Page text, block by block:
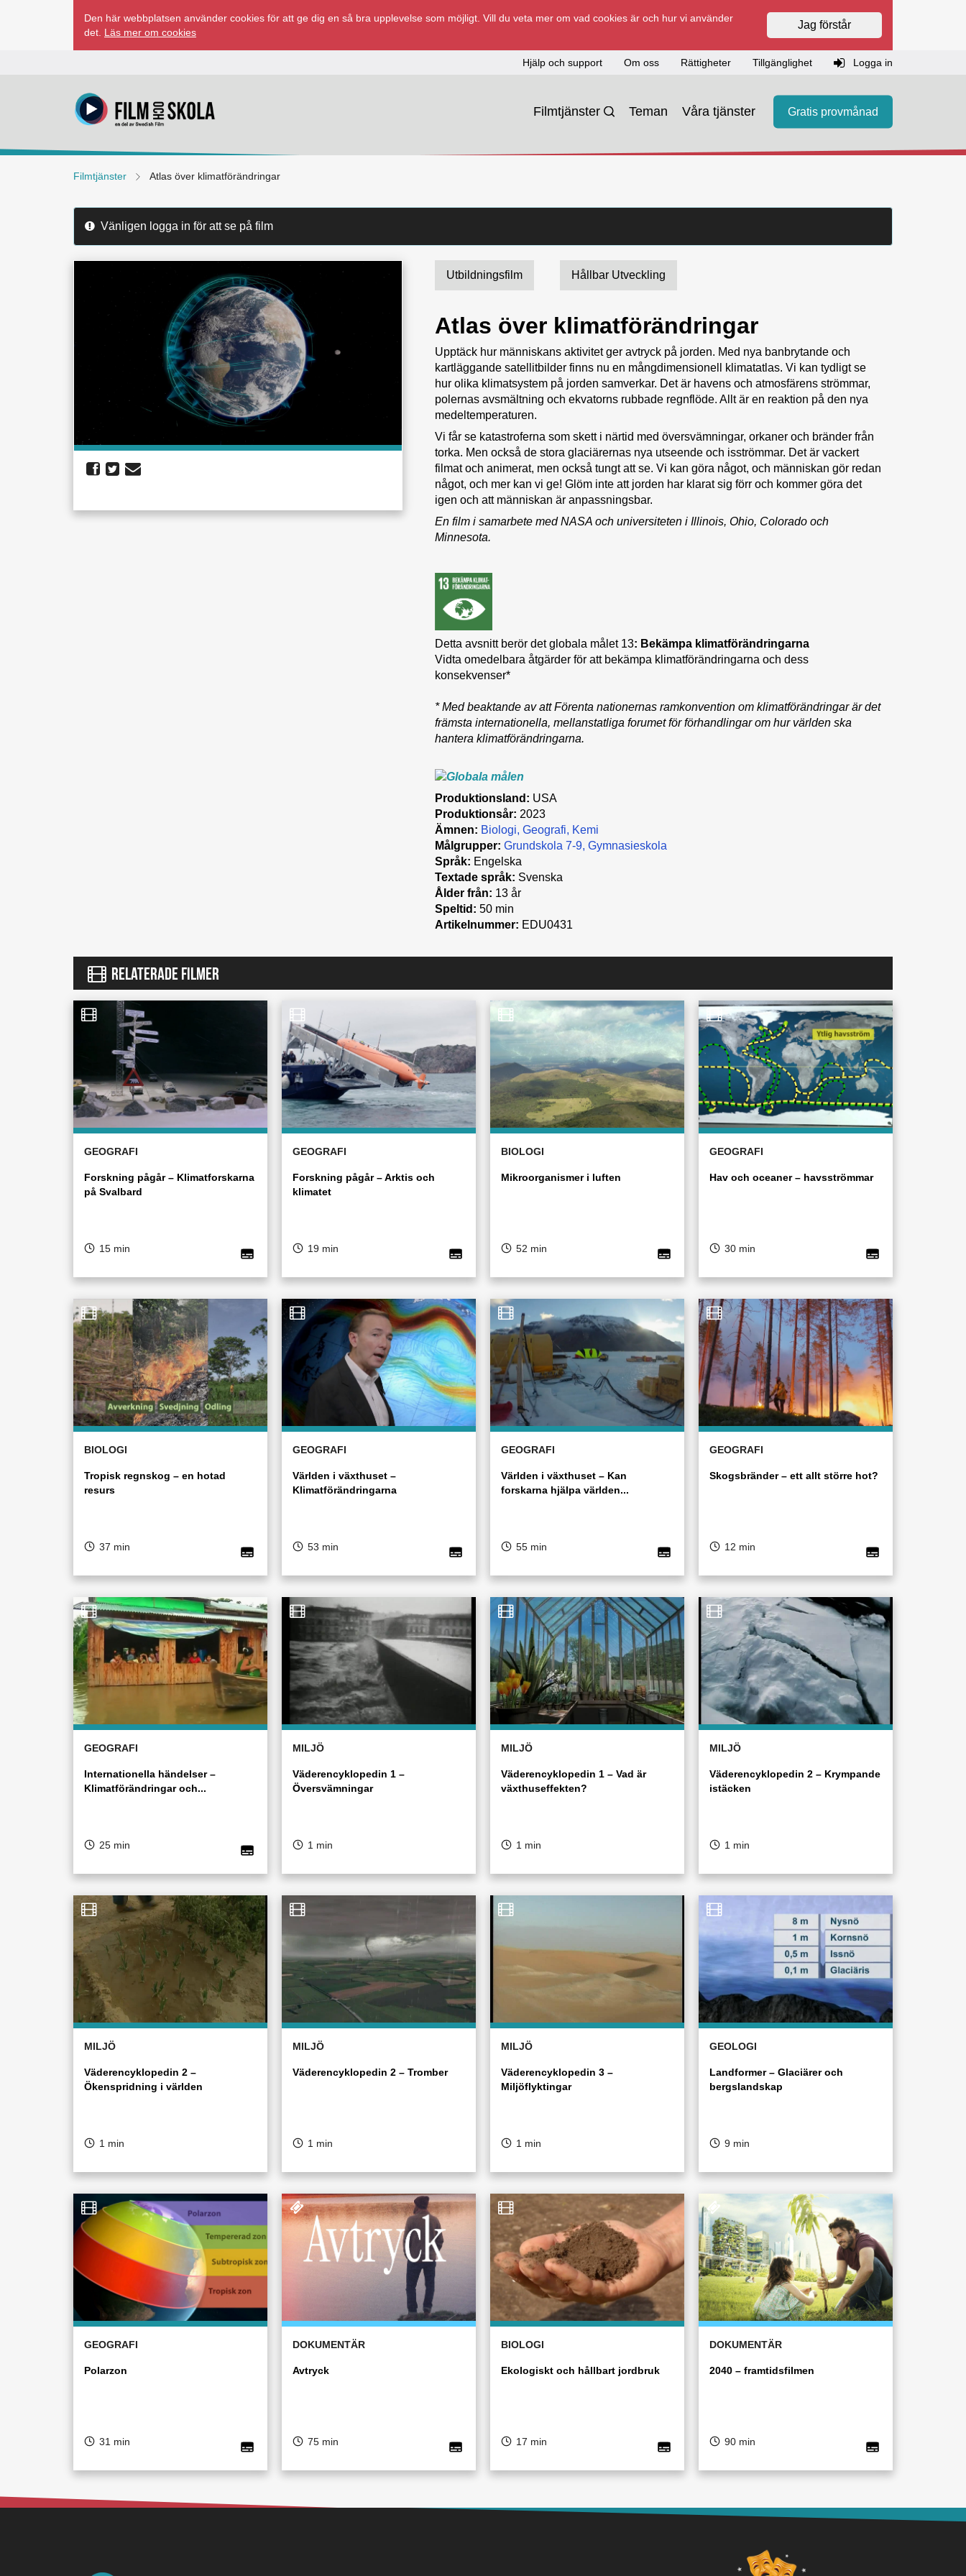
Den här webbplatsen använder cookies för att ge dig en så bra upplevelse som möjligt. Vill du veta mer om vad cookies är och hur vi använder
det. Läs mer om cookies
Jag förstår
Hjälp och support Om oss Rättigheter Tillgänglighet Logga in
Filmtjänster Teman Våra tjänster Gratis provmånad
Filmtjänster Atlas över klimatförändringar
Vänligen logga in för att se på film
Utbildningsfilm Hållbar Utveckling
Atlas över klimatförändringar
Upptäck hur människans aktivitet ger avtryck på jorden. Med nya banbrytande och
kartläggande satellitbilder finns nu en mångdimensionell klimatatlas. Vi kan tydligt se
hur olika klimatsystem på jorden samverkar. Det är havens och atmosfärens strömmar,
polernas avsmältning och ekvatorns rubbade regnflöde. Allt är en reaktion på den nya
medeltemperaturen.
Vi får se katastroferna som skett i närtid med översvämningar, orkaner och bränder från
torka. Men också de stora glaciärernas nya utseende och isströmmar. Det är vackert
filmat och animerat, men också tungt att se. Vi kan göra något, och människan gör redan
något, och mer kan vi ge! Glöm inte att jorden har klarat sig förr och kommer göra det
igen och att människan är anpassningsbar.
En film i samarbete med NASA och universiteten i Illinois, Ohio, Colorado och
Minnesota.
Detta avsnitt berör det globala målet 13: Bekämpa klimatförändringarna
Vidta omedelbara åtgärder för att bekämpa klimatförändringarna och dess
konsekvenser*
* Med beaktande av att Förenta nationernas ramkonvention om klimatförändringar är det
främsta internationella, mellanstatliga forumet för förhandlingar om hur världen ska
hantera klimatförändringarna.
Produktionsland: USA
Produktionsår: 2023
Ämnen: Biologi Geografi
Kemi
Målgrupper: Grundskola 7-9 Gymnasieskola
Språk: Engelska
Textade språk: Svenska
Ålder från: 13 år
Speltid: 50 min
Artikelnummer: EDU0431
RELATERADE FILMER
GEOGRAFI
Forskning pågår – Klimatforskarna
på Svalbard
15 min
GEOGRAFI
Forskning pågår – Arktis och
klimatet
19 min
BIOLOGI
Mikroorganismer i luften
52 min
GEOGRAFI
Hav och oceaner – havsströmmar
30 min
BIOLOGI
Tropisk regnskog – en hotad
resurs
37 min
GEOGRAFI
Världen i växthuset –
Klimatförändringarna
53 min
GEOGRAFI
Världen i växthuset – Kan
forskarna hjälpa världen...
55 min
GEOGRAFI
Skogsbränder – ett allt större hot?
12 min
GEOGRAFI
Internationella händelser –
Klimatförändringar och...
25 min
MILJÖ
Väderencyklopedin 1 –
Översvämningar
1 min
MILJÖ
Väderencyklopedin 1 – Vad är
växthuseffekten?
1 min
MILJÖ
Väderencyklopedin 2 – Krympande
istäcken
1 min
MILJÖ
Väderencyklopedin 2 –
Ökenspridning i världen
1 min
MILJÖ
Väderencyklopedin 2 – Tromber
1 min
MILJÖ
Väderencyklopedin 3 –
Miljöflyktingar
1 min
GEOLOGI
Landformer – Glaciärer och
bergslandskap
9 min
GEOGRAFI
Polarzon
31 min
DOKUMENTÄR
Avtryck
75 min
BIOLOGI
Ekologiskt och hållbart jordbruk
17 min
DOKUMENTÄR
2040 – framtidsfilmen
90 min